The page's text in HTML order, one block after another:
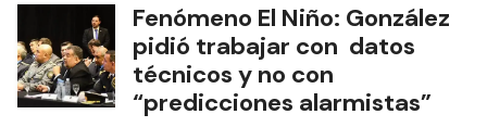
Fenómeno El Niño: González
pidió trabajar con datos
técnicos y no con
“predicciones alarmistas”